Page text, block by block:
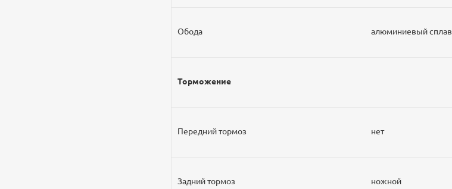
Обода алюминиевый сплав
Торможение
Передний тормоз нет
Задний тормоз ножной